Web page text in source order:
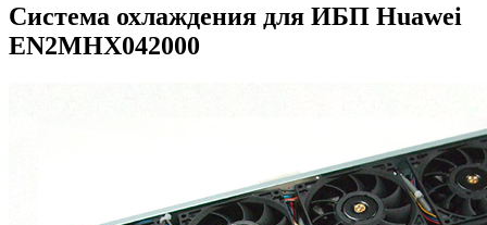
Система охлаждения для ИБП Huawei
EN2MHX042000